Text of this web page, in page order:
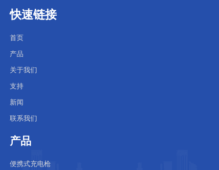
快速链接
首页
产品
关于我们
支持
新闻
联系我们
产品
便携式充电枪